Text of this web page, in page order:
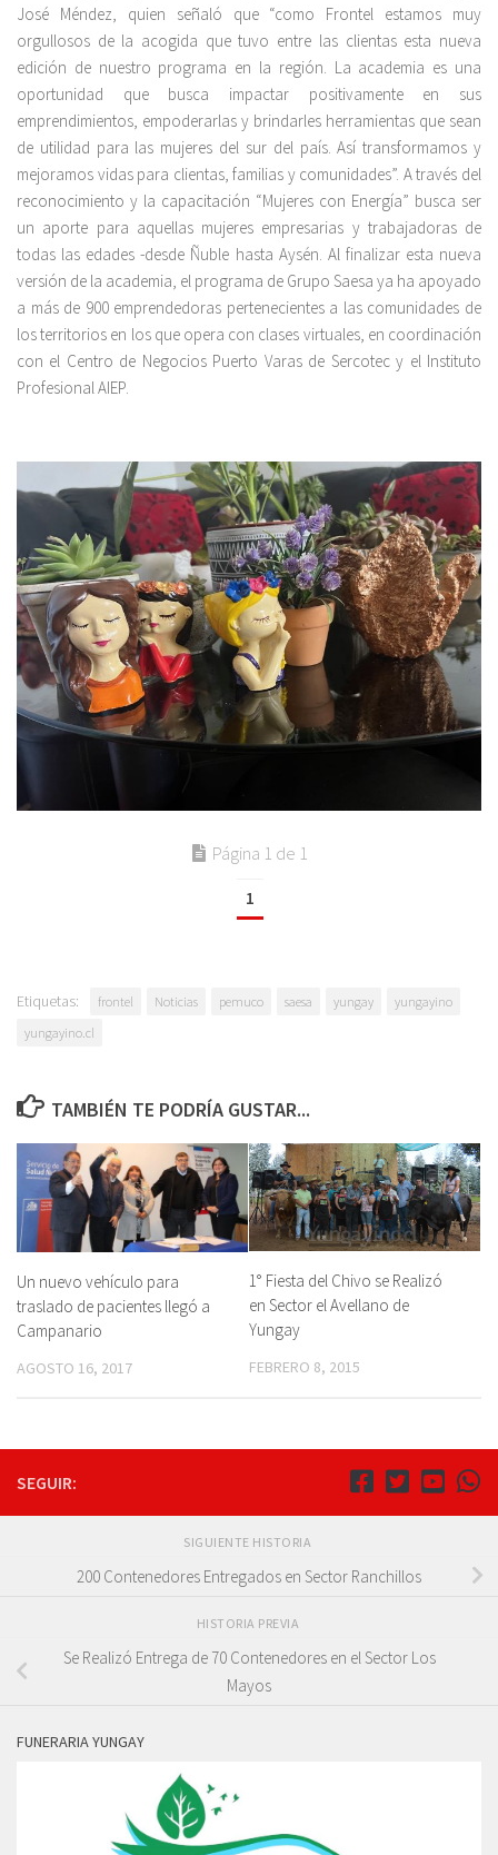
José Méndez, quien señaló que “como Frontel estamos muy
orgullosos de la acogida que tuvo entre las clientas esta nueva
edición de nuestro programa en la región. La academia es una
oportunidad que busca impactar positivamente en sus
emprendimientos, empoderarlas y brindarles herramientas que sean
de utilidad para las mujeres del sur del país. Así transformamos y
mejoramos vidas para clientas, familias y comunidades”. A través del
reconocimiento y la capacitación “Mujeres con Energía” busca ser
un aporte para aquellas mujeres empresarias y trabajadoras de
todas las edades -desde Ñuble hasta Aysén. Al finalizar esta nueva
versión de la academia, el programa de Grupo Saesa ya ha apoyado
a más de 900 emprendedoras pertenecientes a las comunidades de
los territorios en los que opera con clases virtuales, en coordinación
con el Centro de Negocios Puerto Varas de Sercotec y el Instituto
Profesional AIEP.
Página 1 de 1
1
Etiquetas: frontel Noticias pemuco saesa yungay
yungayino
yungayino.cl
TAMBIÉN TE PODRÍA GUSTAR...
Un nuevo vehículo para
traslado de pacientes llegó a
Campanario
AGOSTO 16, 2017
1° Fiesta del Chivo se Realizó
en Sector el Avellano de
Yungay
FEBRERO 8, 2015
SEGUIR:
SIGUIENTE HISTORIA
200 Contenedores Entregados en Sector Ranchillos
HISTORIA PREVIA
Se Realizó Entrega de 70 Contenedores en el Sector Los
Mayos
FUNERARIA YUNGAY